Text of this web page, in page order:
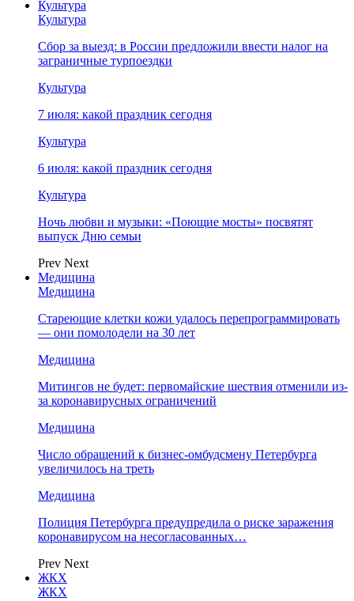
Культура
Культура
Сбор за выезд: в России предложили ввести налог на
заграничные турпоездки
Культура
7 июля: какой праздник сегодня
Культура
6 июля: какой праздник сегодня
Культура
Ночь любви и музыки: «Поющие мосты» посвятят
выпуск Дню семьи
Prev Next
Медицина
Медицина
Стареющие клетки кожи удалось перепрограммировать
— они помолодели на 30 лет
Медицина
Митингов не будет: первомайские шествия отменили из-
за коронавирусных ограничений
Медицина
Число обращений к бизнес-омбудсмену Петербурга
увеличилось на треть
Медицина
Полиция Петербурга предупредила о риске заражения
коронавирусом на несогласованных…
Prev Next
ЖКХ
ЖКХ